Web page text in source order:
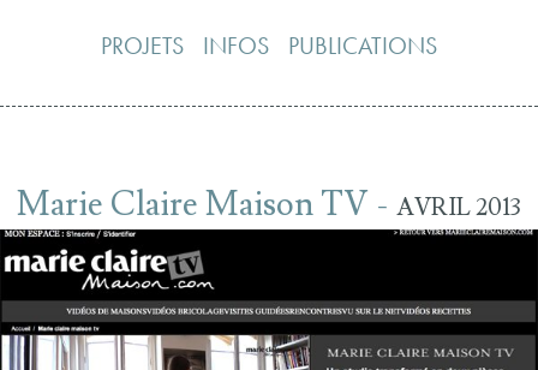
PROJETS INFOS PUBLICATIONS
Marie Claire Maison TV - AVRIL 2013